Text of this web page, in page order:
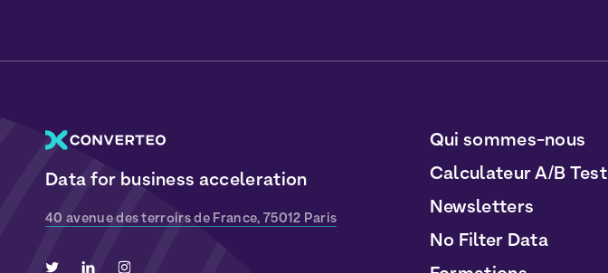
Data for business acceleration
40 avenue des terroirs de France, 75012 Paris
Qui sommes-nous
Calculateur A/B Test
Newsletters
No Filter Data